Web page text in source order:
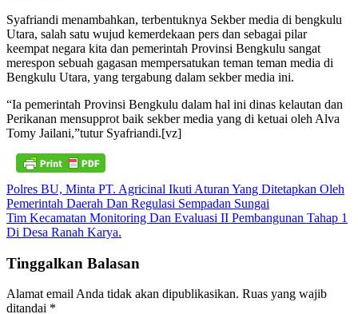
Syafriandi menambahkan, terbentuknya Sekber media di bengkulu
Utara, salah satu wujud kemerdekaan pers dan sebagai pilar
keempat negara kita dan pemerintah Provinsi Bengkulu sangat
merespon sebuah gagasan mempersatukan teman teman media di
Bengkulu Utara, yang tergabung dalam sekber media ini.
“Ia pemerintah Provinsi Bengkulu dalam hal ini dinas kelautan dan
Perikanan mensupprot baik sekber media yang di ketuai oleh Alva
Tomy Jailani,”tutur Syafriandi.[vz]
Navigasi
pos
Polres BU, Minta PT. Agricinal Ikuti Aturan Yang Ditetapkan Oleh
Pemerintah Daerah Dan Regulasi Sempadan Sungai
Tim Kecamatan Monitoring Dan Evaluasi II Pembangunan Tahap 1
Di Desa Ranah Karya.
Tinggalkan Balasan
Alamat email Anda tidak akan dipublikasikan. Ruas yang wajib
ditandai *